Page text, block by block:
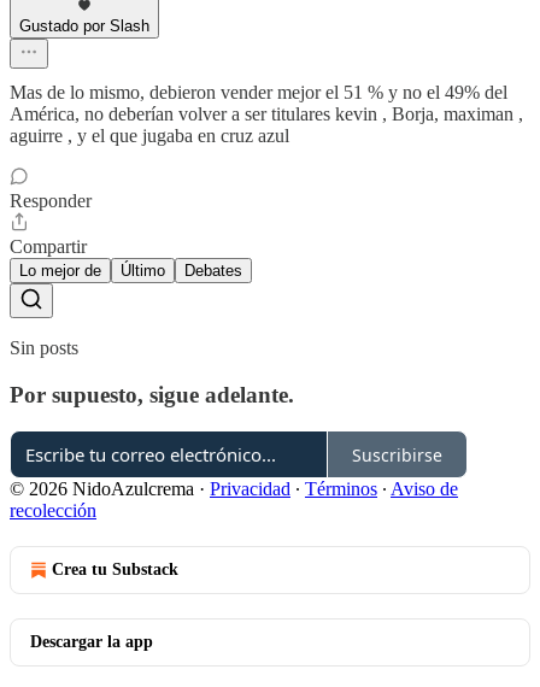
Gustado por Slash
Mas de lo mismo, debieron vender mejor el 51 % y no el 49% del
América, no deberían volver a ser titulares kevin , Borja, maximan ,
aguirre , y el que jugaba en cruz azul
Responder
Compartir
Lo mejor de Último Debates
Sin posts
Por supuesto, sigue adelante.
Suscribirse
© 2026 NidoAzulcrema · Privacidad ∙ Términos ∙ Aviso de
recolección
Crea tu Substack
Descargar la app